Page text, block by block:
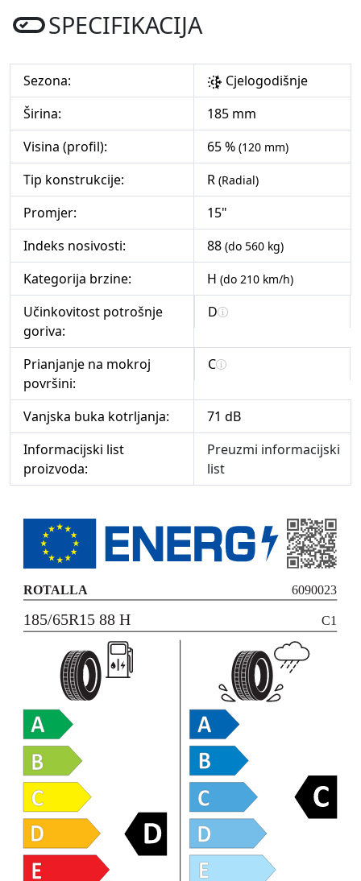
SPECIFIKACIJA
Sezona:
Cjelogodišnje
Širina:
185 mm
Visina (profil):
65 % (120 mm)
Tip konstrukcije: R (Radial)
Promjer:
15"
Indeks nosivosti:
88 (do 560 kg)
Kategorija brzine: H (do 210 km/h)
Učinkovitost potrošnje
goriva:
D
Prianjanje na mokroj
površini:
C
Vanjska buka kotrljanja:
71 dB
Informacijski list
proizvoda:
Preuzmi informacijski
list